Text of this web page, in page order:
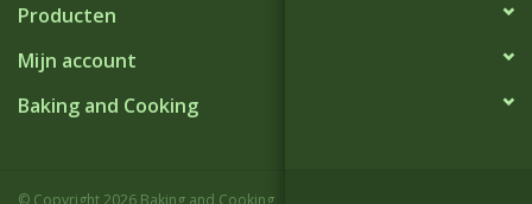
Producten
Mijn account
Baking and Cooking
© Copyright 2026 Baking and Cooking